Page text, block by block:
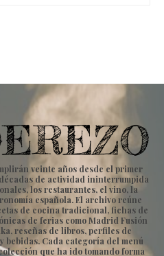
veinte años desde el primer
de actividad ininterrumpida
los restaurantes, el vino, la
española. El archivo reúne
de cocina tradicional, fichas de
de ferias como Madrid Fusión
reseñas de libros, perfiles de
bebidas. Cada categoría del menú
que ha ido tomando forma